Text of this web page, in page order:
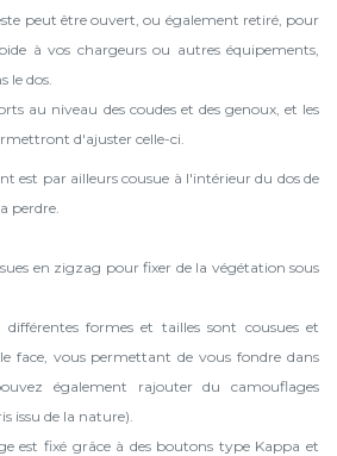
peut être ouvert, ou également retiré, pour
à vos chargeurs ou autres équipements,
le dos.
au niveau des coudes et des genoux, et les
d'ajuster celle-ci.
est par ailleurs cousue à l'intérieur du dos de
perdre.
en zigzag pour fixer de la végétation sous
différentes formes et tailles sont cousues et
face, vous permettant de vous fondre dans
également rajouter du camouflages
issu de la nature).
est fixé grâce à des boutons type Kappa et